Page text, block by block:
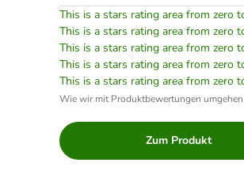
This is a stars rating area from zero
This is a stars rating area from zero
This is a stars rating area from zero
This is a stars rating area from zero
This is a stars rating area from zero
Wie wir mit Produktbewertungen umgehen
Zum Produkt